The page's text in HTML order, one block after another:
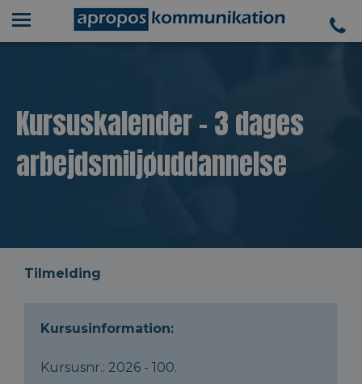
Kursuskalender - 3 dages
arbejdsmiljøuddannelse
Tilmelding
Kursusinformation:
Kursusnr.: 2026 - 100.